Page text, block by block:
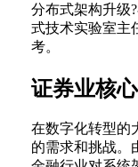
分布式架构升级
式技术实验室主
考。
证券业核
在数字化转型的
的需求和挑战。